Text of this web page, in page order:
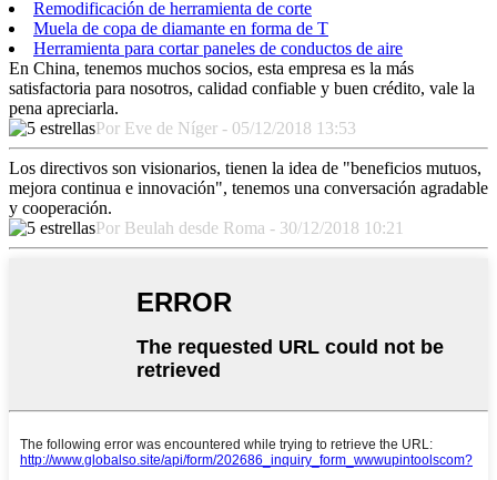
Remodificación de herramienta de corte
Muela de copa de diamante en forma de T
Herramienta para cortar paneles de conductos de aire
En China, tenemos muchos socios, esta empresa es la más
satisfactoria para nosotros, calidad confiable y buen crédito, vale la
pena apreciarla.
Por Eve de Níger - 05/12/2018 13:53
Los directivos son visionarios, tienen la idea de "beneficios mutuos,
mejora continua e innovación", tenemos una conversación agradable
y cooperación.
Por Beulah desde Roma - 30/12/2018 10:21